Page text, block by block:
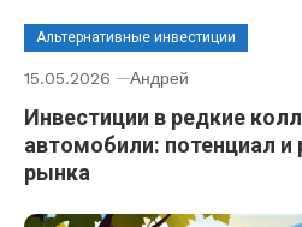
Альтернативные инвестиции
15.05.2026 Андрей
Инвестиции в редкие
автомобили: потенциал и
рынка